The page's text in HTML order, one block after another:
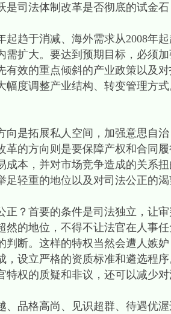
是司法体制改革是否彻底的试金石
起趋于消减、海外需求从2008年
需扩大。要达到预期目标，必须
有效的重点倾斜的产业政策以及
幅度调整产业结构、转变管理方
向是拓展私人空间，加强意思自
革的方向则是要保障产权和合同
成本，并对市场竞争造成的关系
足轻重的地位以及对司法公正的
正？首要的条件是司法独立，让
然的地位，不得不让法官在人事
判断。这样的特权当然会遭人嫉
，设立严格的资质标准和遴选程
特权的质疑和非议，还可以减少
、品格高尚、见识超群、待遇优